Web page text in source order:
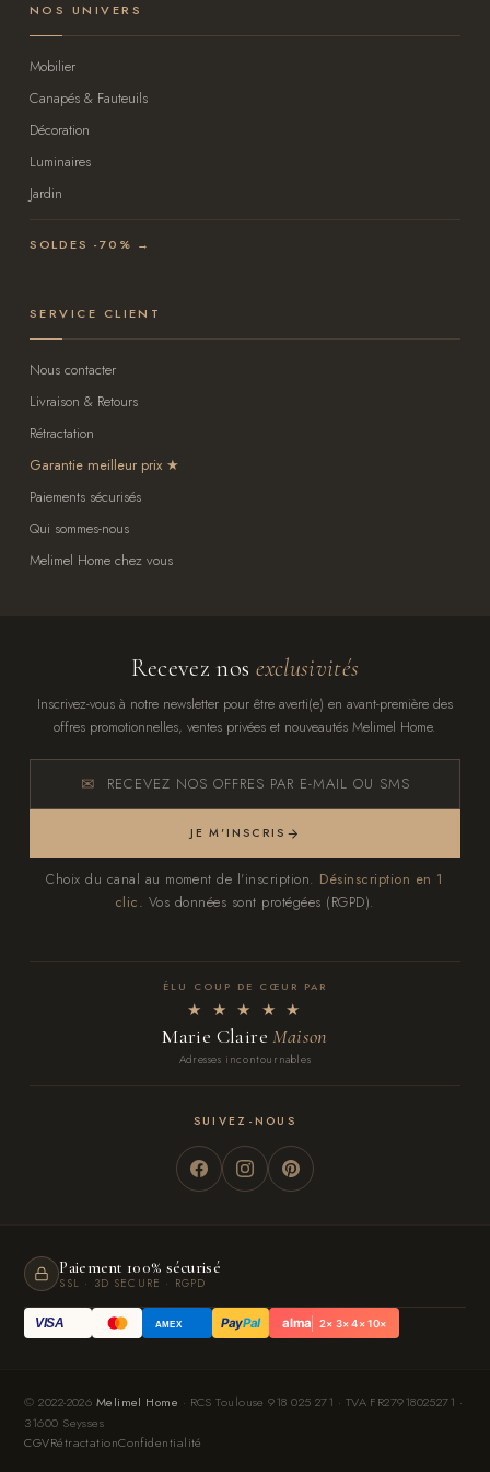
NOS UNIVERS
Mobilier
Canapés & Fauteuils
Décoration
Luminaires
Jardin
SOLDES -70% →
SERVICE CLIENT
Nous contacter
Livraison & Retours
Rétractation
Garantie meilleur prix
Paiements sécurisés
Qui sommes-nous
Melimel Home chez vous
Recevez nos exclusivités
Inscrivez-vous à notre newsletter pour être averti(e) en avant-première des
offres promotionnelles, ventes privées et nouveautés Melimel Home.
RECEVEZ NOS OFFRES PAR E-MAIL OU SMS
JE M'INSCRIS
Choix du canal au moment de l'inscription. Désinscription en 1
clic. Vos données sont protégées (RGPD).
ÉLU COUP DE CŒUR PAR
★ ★ ★ ★ ★
Marie ClaireMaison
Adresses incontournables
SUIVEZ-NOUS
Paiement 100% sécurisé
SSL · 3D SECURE · RGPD
VISA AMEX PayPal alma 2× 3× 4× 10×
© 2022-2026 Melimel Home · RCS Toulouse 918 025 271 · TVA FR27918025271 ·
31600 Seysses
CGVRétractationConfidentialité